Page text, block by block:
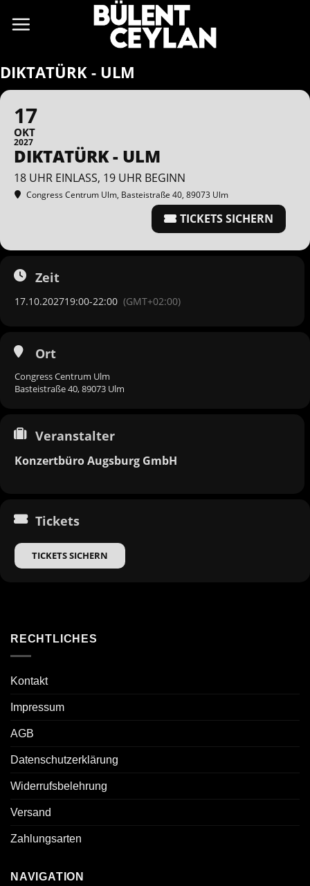
Inhalt
DIKTATÜRK - ULM
17
OKT
2027
DIKTATÜRK - ULM
18 UHR EINLASS, 19 UHR BEGINN
Congress Centrum Ulm, Basteistraße 40, 89073 Ulm
TICKETS SICHERN
Zeit
17.10.202719:00-22:00 (GMT+02:00)
Ort
Congress Centrum Ulm
Basteistraße 40, 89073 Ulm
Veranstalter
Konzertbüro Augsburg GmbH
Tickets
TICKETS SICHERN
RECHTLICHES
Kontakt
Impressum
AGB
Datenschutzerklärung
Widerrufsbelehrung
Versand
Zahlungsarten
NAVIGATION